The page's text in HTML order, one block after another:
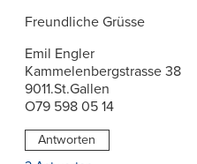
Freundliche Grüsse
Emil Engler
Kammelenbergstrasse 38
9011.St.Gallen
O79 598 05 14
Antworten